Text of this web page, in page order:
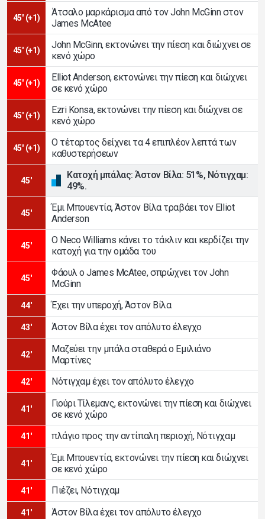
45' (+1)
Άτσαλο μαρκάρισμα από τον John McGinn στον
James McAtee
45' (+1)
John McGinn, εκτονώνει την πίεση και διώχνει σε
κενό χώρο
45' (+1)
Elliot Anderson, εκτονώνει την πίεση και διώχνει
σε κενό χώρο
45' (+1)
Ezri Konsa, εκτονώνει την πίεση και διώχνει σε
κενό χώρο
45' (+1)
Ο τέταρτος δείχνει τα 4 επιπλέον λεπτά των
καθυστερήσεων
45'
Κατοχή μπάλας: Άστον Βίλα: 51%, Νότιγχαμ:
49%.
45'
Έμι Μπουεντία, Άστον Βίλα τραβάει τον Elliot
Anderson
45'
Ο Neco Williams κάνει το τάκλιν και κερδίζει την
κατοχή για την ομάδα του
45'
Φάουλ ο James McAtee, σπρώχνει τον John
McGinn
44' Έχει την υπεροχή, Άστον Βίλα
43' Άστον Βίλα έχει τον απόλυτο έλεγχο
42'
Μαζεύει την μπάλα σταθερά ο Εμιλιάνο
Μαρτίνες
42' Νότιγχαμ έχει τον απόλυτο έλεγχο
41'
Γιούρι Τίλεμανς, εκτονώνει την πίεση και διώχνει
σε κενό χώρο
41' πλάγιο προς την αντίπαλη περιοχή, Νότιγχαμ
41'
Έμι Μπουεντία, εκτονώνει την πίεση και διώχνει
σε κενό χώρο
41' Πιέζει, Νότιγχαμ
41' Άστον Βίλα έχει τον απόλυτο έλεγχο